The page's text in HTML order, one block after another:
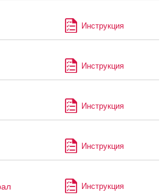
Инструкция
Инструкция
Инструкция
Инструкция
Инструкция